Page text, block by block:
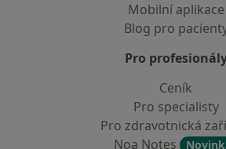
Mobilní aplikace
Blog pro
Pro
Ceník
Pro specialisty
Pro zdravotnická
Noa Notes